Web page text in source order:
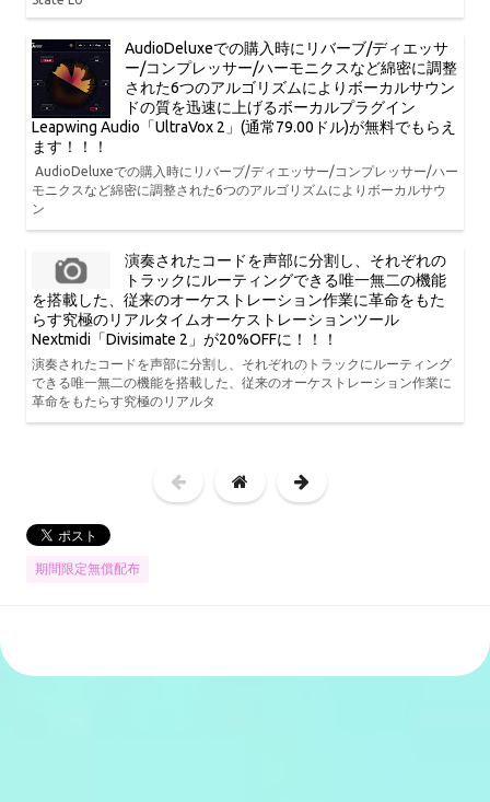
AudioDeluxeでの購入時にリバーブ/ディエッサ
ー/コンプレッサー/ハーモニクスなど綿密に調整
された6つのアルゴリズムによりボーカルサウン
ドの質を迅速に上げるボーカルプラグイン
Leapwing Audio「UltraVox 2」(通常79.00ドル)が無料でもらえ
ます！！！
AudioDeluxeでの購入時にリバーブ/ディエッサー/コンプレッサー/ハー
モニクスなど綿密に調整された6つのアルゴリズムによりボーカルサウ
ン
演奏されたコードを声部に分割し、それぞれの
トラックにルーティングできる唯一無二の機能
を搭載した、従来のオーケストレーション作業に革命をもた
らす究極のリアルタイムオーケストレーションツール
Nextmidi「Divisimate 2」が20%OFFに！！！
演奏されたコードを声部に分割し、それぞれのトラックにルーティング
できる唯一無二の機能を搭載した、従来のオーケストレーション作業に
革命をもたらす究極のリアルタ
期間限定無償配布